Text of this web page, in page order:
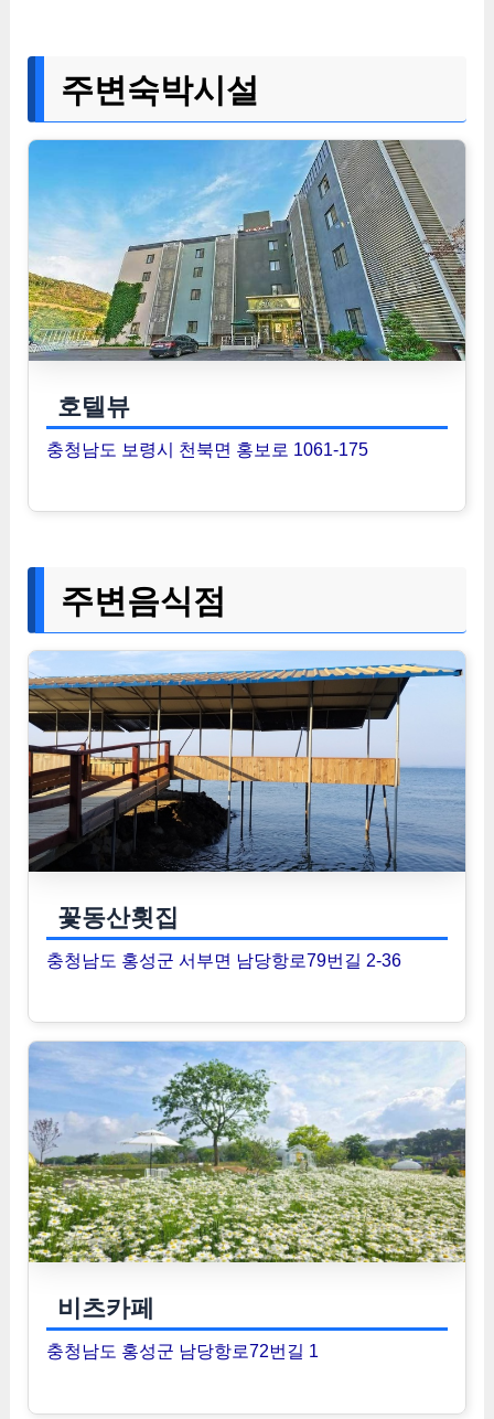
주변숙박시설
호텔뷰
충청남도 보령시 천북면 홍보로 1061-175
주변음식점
꽃동산횟집
충청남도 홍성군 서부면 남당항로79번길 2-36
비츠카페
충청남도 홍성군 남당항로72번길 1